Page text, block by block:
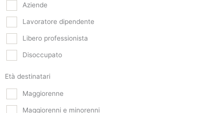
Aziende
Lavoratore dipendente
Libero professionista
Disoccupato
Età destinatari
Maggiorenne
Maggiorenni e minorenni